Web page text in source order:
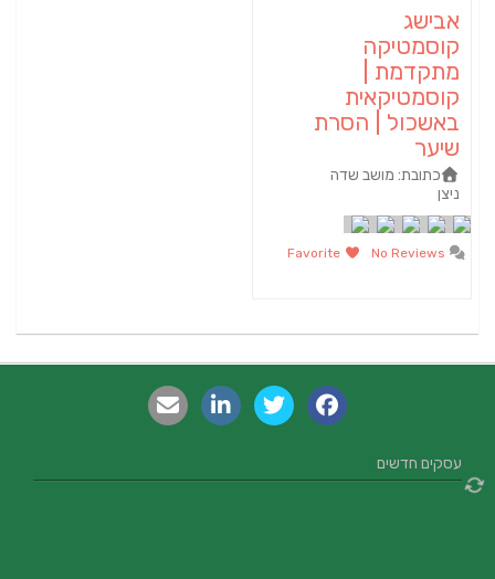
אבישג
קוסמטיקה
מתקדמת |
קוסמטיקאית
באשכול | הסרת
שיער
כתובת:מושב שדה
ניצן
No Reviews
Favorite
עסקים חדשים